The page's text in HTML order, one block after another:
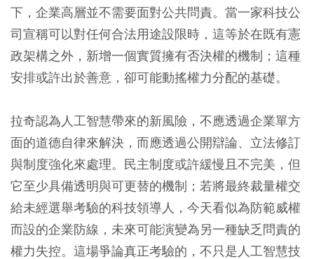
下，企業高層並不需要面對公共問責。當一家科技公
司宣稱可以對任何合法用途設限時，這等於在既有憲
政架構之外，新增一個實質擁有否決權的機制；這種
安排或許出於善意，卻可能動搖權力分配的基礎。
拉奇認為人工智慧帶來的新風險，不應透過企業單方
面的道德自律來解決，而應透過公開辯論、立法修訂
與制度強化來處理。民主制度或許緩慢且不完美，但
它至少具備透明與可更替的機制；若將最終裁量權交
給未經選舉考驗的科技領導人，今天看似為防範威權
而設的企業防線，未來可能演變為另一種缺乏問責的
權力失控。這場爭論真正考驗的，不只是人工智慧技